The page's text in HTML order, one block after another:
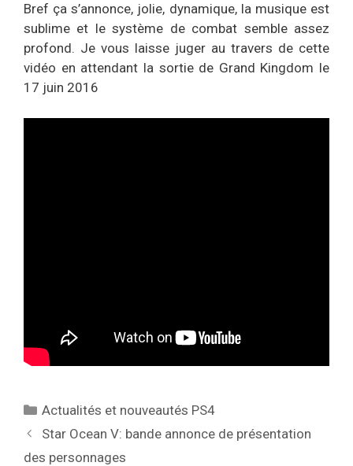
Bref ça s’annonce, jolie, dynamique, la musique est
sublime et le système de combat semble assez
profond. Je vous laisse juger au travers de cette
vidéo en attendant la sortie de Grand Kingdom le
17 juin 2016
Catégories
Actualités et nouveautés PS4
Star Ocean V: bande annonce de présentation
des personnages